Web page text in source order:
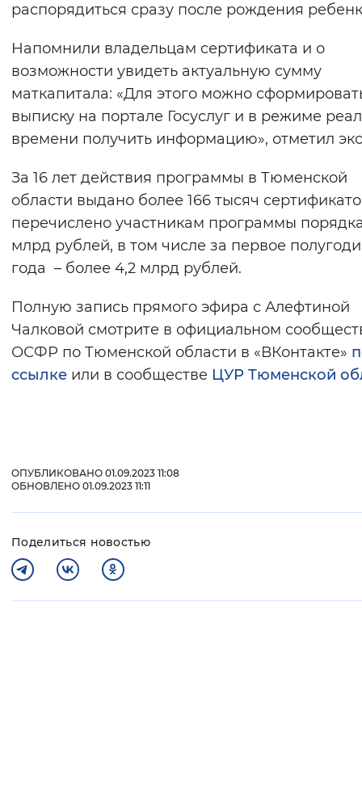
распорядиться сразу после рождения
Напомнили владельцам сертификата и о
возможности увидеть актуальную сумму
маткапитала: «Для этого можно
выписку на портале Госуслуг и в режиме
времени получить информацию», отметил
За 16 лет действия программы в Тюменской
области выдано более 166 тысяч
перечислено участникам программы
млрд рублей, в том числе за первое
года – более 4,2 млрд рублей.
Полную запись прямого эфира с Алефтиной
Чалковой смотрите в официальном
ОСФР по Тюменской области в «ВКонтакте»
ссылке или в сообществе ЦУР Тюменской
ОПУБЛИКОВАНО 01.09.2023 11:08
ОБНОВЛЕНО 01.09.2023 11:11
Поделиться новостью